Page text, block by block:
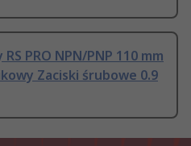
PRO NPN/PNP 110 mm
Zaciski śrubowe 0.9